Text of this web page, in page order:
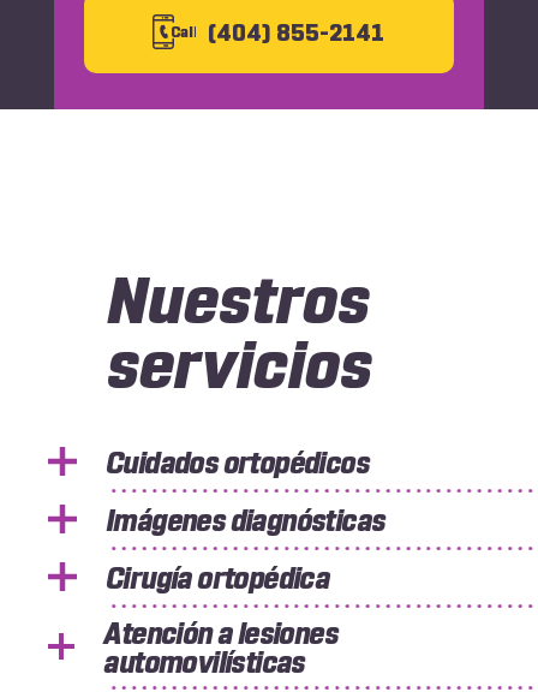
Call (404) 855-2141
Nuestros
servicios
Cuidados ortopédicos
Imágenes diagnósticas
Cirugía ortopédica
Atención a lesiones
automovilísticas